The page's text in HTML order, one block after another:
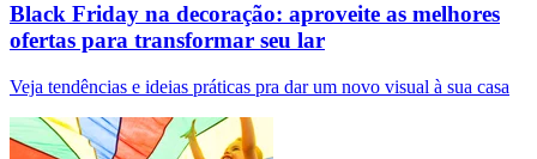
Black Friday na decoração: aproveite as melhores
ofertas para transformar seu lar
Veja tendências e ideias práticas pra dar um novo visual à sua casa